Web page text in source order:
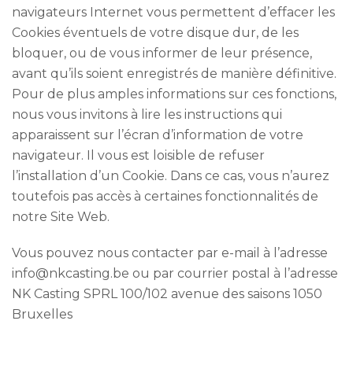
navigateurs Internet vous permettent d’effacer les
Cookies éventuels de votre disque dur, de les
bloquer, ou de vous informer de leur présence,
avant qu’ils soient enregistrés de manière définitive.
Pour de plus amples informations sur ces fonctions,
nous vous invitons à lire les instructions qui
apparaissent sur l’écran d’information de votre
navigateur. Il vous est loisible de refuser
l’installation d’un Cookie. Dans ce cas, vous n’aurez
toutefois pas accès à certaines fonctionnalités de
notre Site Web.
Vous pouvez nous contacter par e-mail à l’adresse
info@nkcasting.be ou par courrier postal à l’adresse
NK Casting SPRL 100/102 avenue des saisons 1050
Bruxelles